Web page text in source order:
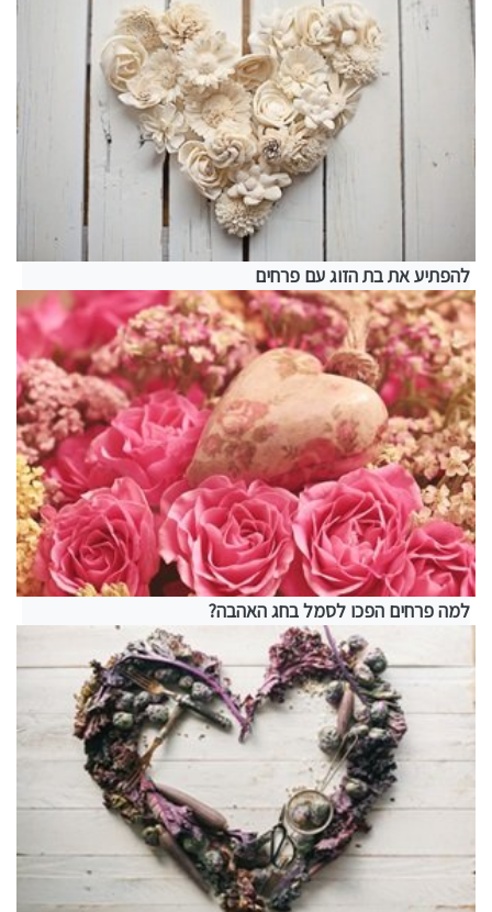
להפתיע את בת הזוג עם פרחים
למה פרחים הפכו לסמל בחג האהבה?